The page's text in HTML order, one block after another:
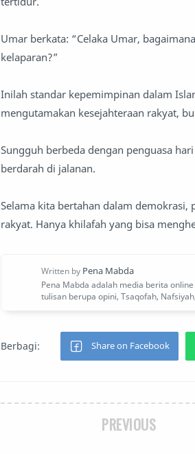
Umar berkata: “Celaka Umar,
kelaparan?”
Inilah standar kepemimpinan dalam
mengutamakan kesejahteraan rakyat,
Sungguh berbeda dengan penguasa
berdarah di jalanan.
Selama kita bertahan dalam demokrasi,
rakyat. Hanya khilafah yang bisa
PREVIOUS